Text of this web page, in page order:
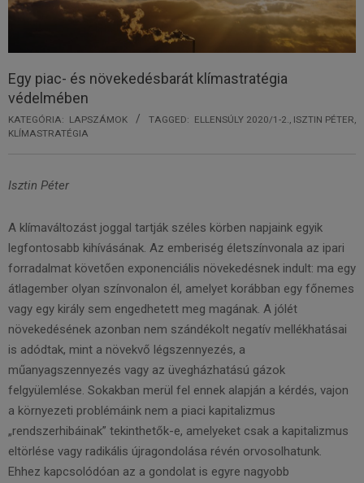
Egy piac- és növekedésbarát klímastratégia
védelmében
KATEGÓRIA: LAPSZÁMOK TAGGED: ELLENSÚLY 2020/1-2. ISZTIN PÉTER
KLÍMASTRATÉGIA
Isztin Péter
A klímaváltozást joggal tartják széles körben napjaink egyik
legfontosabb kihívásának. Az emberiség életszínvonala az ipari
forradalmat követően exponenciális növekedésnek indult: ma egy
átlagember olyan színvonalon él, amelyet korábban egy főnemes
vagy egy király sem engedhetett meg magának. A jólét
növekedésének azonban nem szándékolt negatív mellékhatásai
is adódtak, mint a növekvő légszennyezés, a
műanyagszennyezés vagy az üvegházhatású gázok
felgyülemlése. Sokakban merül fel ennek alapján a kérdés, vajon
a környezeti problémáink nem a piaci kapitalizmus
„rendszerhibáinak” tekinthetők-e, amelyeket csak a kapitalizmus
eltörlése vagy radikális újragondolása révén orvosolhatunk.
Ehhez kapcsolódóan az a gondolat is egyre nagyobb